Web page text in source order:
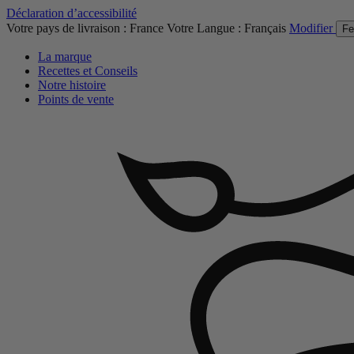
Déclaration d’accessibilité
Votre pays de livraison : France Votre Langue : Français Modifier
La marque
Recettes et Conseils
Notre histoire
Points de vente